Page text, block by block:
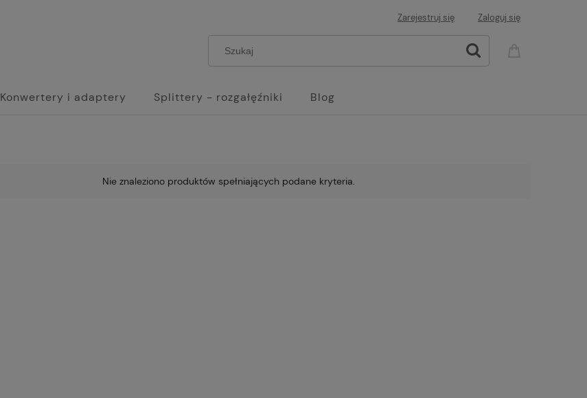
Zarejestruj się Zaloguj się
Konwertery i adaptery Splittery - rozgałęźniki Blog
Nie znaleziono produktów spełniających podane kryteria.